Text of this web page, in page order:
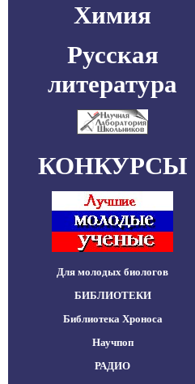
Химия
Русская
литература
КОНКУРСЫ
Для молодых биологов
БИБЛИОТЕКИ
Библиотека Хроноса
Научпоп
РАДИО